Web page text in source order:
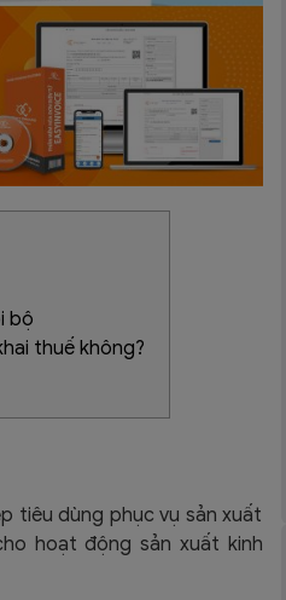
bộ
thuế không?
tiêu dùng phục vụ sản xuất
hoạt động sản xuất kinh